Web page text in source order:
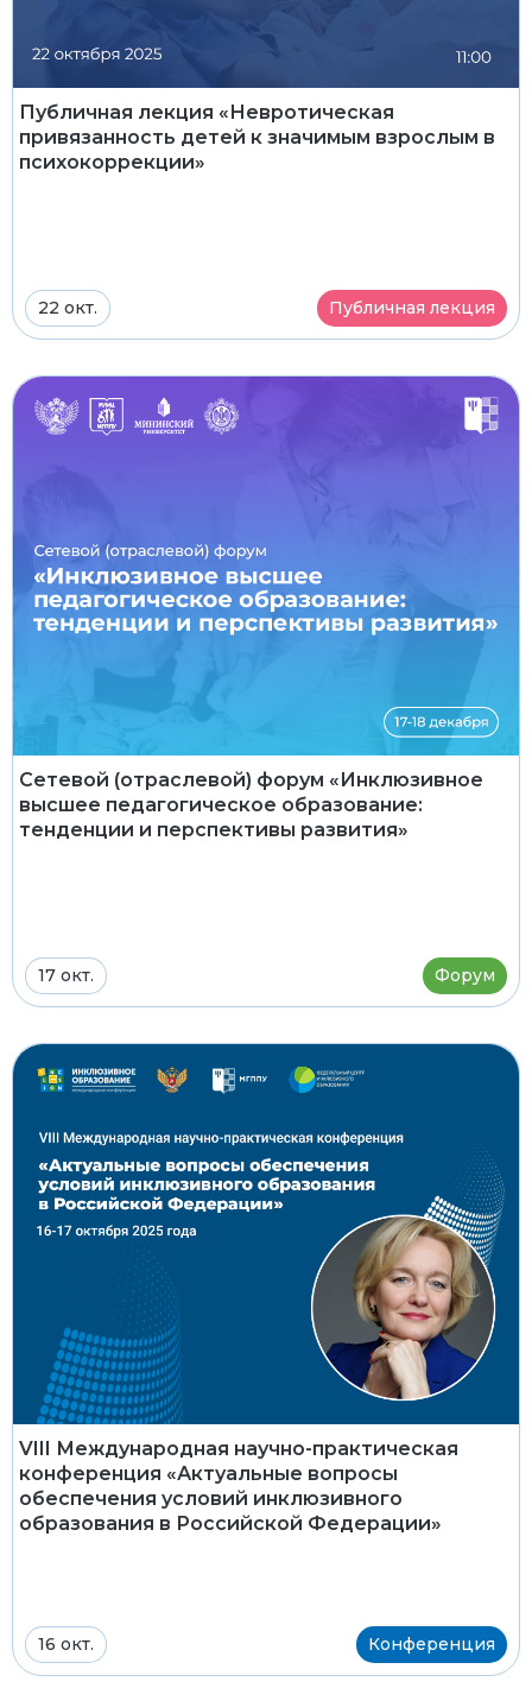
Публичная лекция «Невротическая
привязанность детей к значимым взрослым в
психокоррекции»
22 окт. Публичная лекция
Сетевой (отраслевой) форум «Инклюзивное
высшее педагогическое образование:
тенденции и перспективы развития»
17 окт. Форум
VIII Международная научно-практическая
конференция «Актуальные вопросы
обеспечения условий инклюзивного
образования в Российской Федерации»
16 окт. Конференция